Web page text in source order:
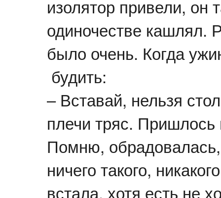
изолятор привели,
одиночестве кашлял.
было очень. Когда
будить:
– Вставай, нельзя
плечи тряс. Пришлось
Помню,
ничего такого,
встала, хотя есть не